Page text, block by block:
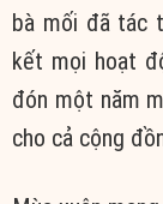
bà mối đã tác
kết mọi hoạt
đón một năm
cho cả cộng